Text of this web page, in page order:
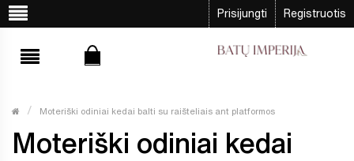
Prisijungti Registruotis
Moteriški odiniai kedai balti su raišteliais ant platformos
Moteriški odiniai kedai